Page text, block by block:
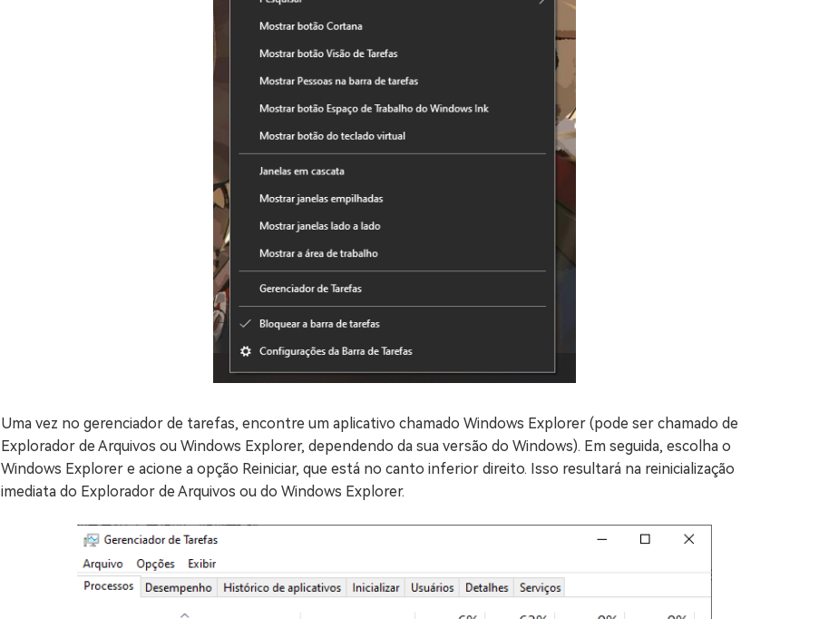
Uma vez no gerenciador de tarefas, encontre um aplicativo chamado Windows Explorer (pode ser chamado de
Explorador de Arquivos ou Windows Explorer, dependendo da sua versão do Windows). Em seguida, escolha o
Windows Explorer e acione a opção Reiniciar, que está no canto inferior direito. Isso resultará na reinicialização
imediata do Explorador de Arquivos ou do Windows Explorer.